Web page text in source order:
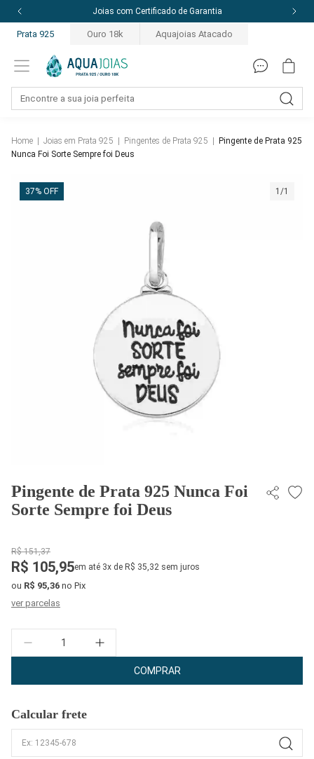
Joias com Certificado de Garantia
Prata 925 Ouro 18k Aquajoias Atacado
Home Joias em Prata 925 Pingentes de Prata 925
Pingente de Prata 925
Nunca Foi Sorte Sempre foi Deus
37% OFF 1/1
Pingente de Prata 925 Nunca Foi
Sorte Sempre foi Deus
R$ 151,37
R$ 105,95em até 3x de R$ 35,32 sem juros
ou R$ 95,36 no Pix
ver parcelas
Quantidade
COMPRAR
Calcular frete